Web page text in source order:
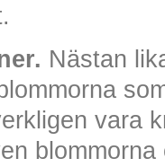
Nästan
vara